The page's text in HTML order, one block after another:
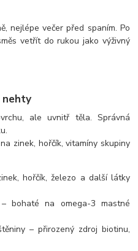
nejlépe večer před spaním. Po
vetřít do rukou jako výživný
ale uvnitř těla. Správná
zinek, hořčík, vitamíny skupiny
hořčík, železo a další látky
bohaté na omega-3 mastné
– přirozený zdroj biotinu,